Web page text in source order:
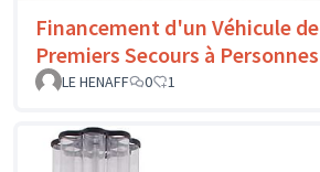
Financement d'un Véhicule de
Premiers Secours à Personnes
LE HENAFF
0 1